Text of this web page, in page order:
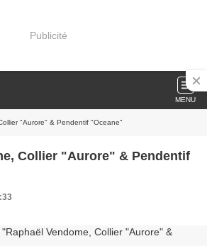
Publicité
MENU
"Aurore" & Pendentif "Oceane"
Collier "Aurore" & Pendentif